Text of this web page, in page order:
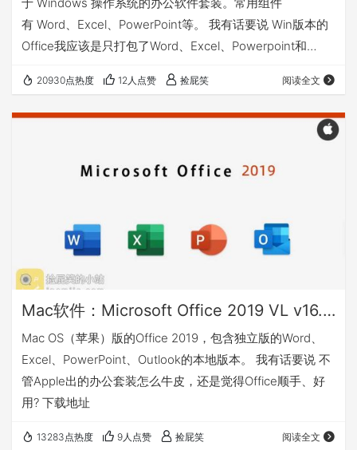
有 Word、Excel、PowerPoint等。 我有话要说 Win版本的
Office我应该是只打包了Word、Excel、Powerpoint和
加。 下载地址
20930点热度 12人点赞 捡屁笑 阅读全文
Mac软件：Microsoft Office 2019 VL v16.46_微软办公套件(散装)
Mac OS（苹果）版的Office 2019，包含独立版的Word、
Excel、PowerPoint、Outlook的本地版本。 我有话要说 不
管Apple出的办公套装怎么牛皮，还是觉得Office顺手、好
用? 下载地址
13283点热度 9人点赞 捡屁笑 阅读全文